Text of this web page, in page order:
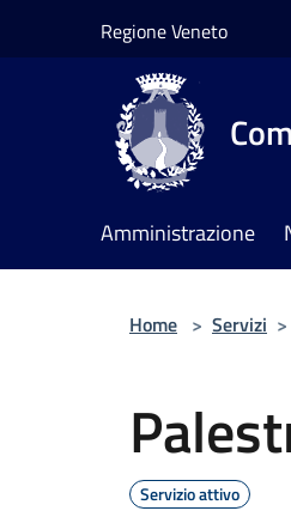
Regione Veneto
Amministrazione
Home > Servizi >
Servizio attivo